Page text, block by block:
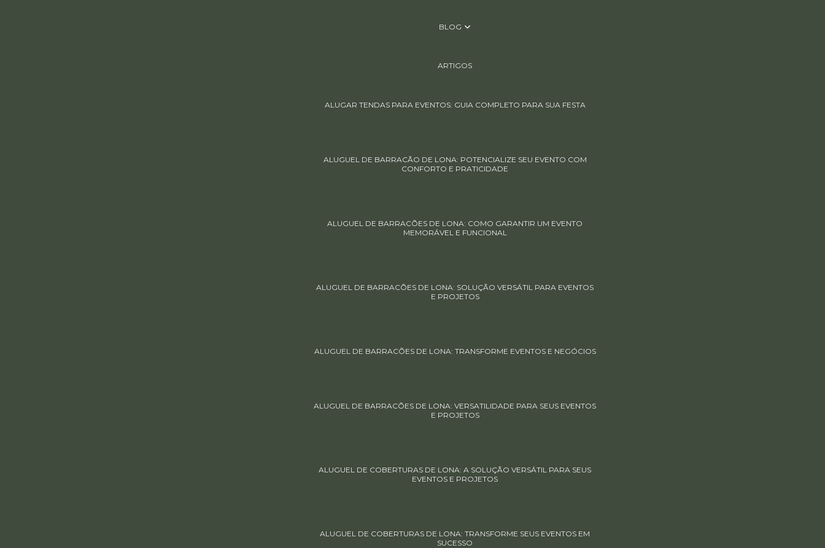
BLOG
ARTIGOS
ALUGAR TENDAS PARA EVENTOS: GUIA COMPLETO PARA SUA FESTA
ALUGUEL DE BARRACÃO DE LONA: POTENCIALIZE SEU EVENTO COM
CONFORTO E PRATICIDADE
ALUGUEL DE BARRACÕES DE LONA: COMO GARANTIR UM EVENTO
MEMORÁVEL E FUNCIONAL
ALUGUEL DE BARRACÕES DE LONA: SOLUÇÃO VERSÁTIL PARA EVENTOS
E PROJETOS
ALUGUEL DE BARRACÕES DE LONA: TRANSFORME EVENTOS E NEGÓCIOS
ALUGUEL DE BARRACÕES DE LONA: VERSATILIDADE PARA SEUS EVENTOS
E PROJETOS
ALUGUEL DE COBERTURAS DE LONA: A SOLUÇÃO VERSÁTIL PARA SEUS
EVENTOS E PROJETOS
ALUGUEL DE COBERTURAS DE LONA: TRANSFORME SEUS EVENTOS EM
SUCESSO